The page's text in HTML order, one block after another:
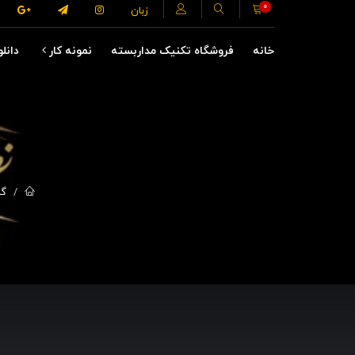
زبان 0
خانه فروشگاه تکنیک مداربسته نمونه کار